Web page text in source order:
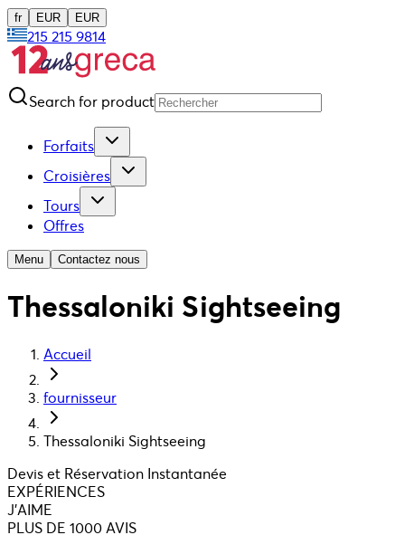
fr EUR EUR
215 215 9814
Search for product
Forfaits
Croisières
Tours
Offres
Menu Contactez nous
Thessaloniki Sightseeing
Accueil
fournisseur
Thessaloniki Sightseeing
Devis et Réservation Instantanée
EXPÉRIENCES
J'AIME
PLUS DE 1000 AVIS